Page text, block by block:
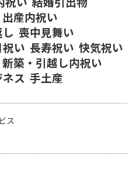
出産内祝い
喪中見舞い
い 長寿祝い 快気祝い
新築・引越し内祝い
ス 手土産
ス